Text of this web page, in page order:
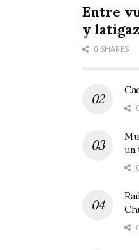
estas fechas llegan
Entre
y
0 SHARES
un